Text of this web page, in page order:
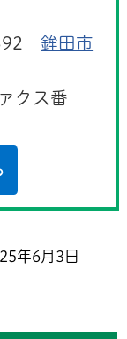
鉾田市
クス番
年6月3日